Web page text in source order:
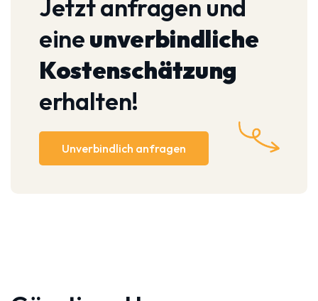
Jetzt anfragen und
eineunverbindliche
Kostenschätzung
erhalten!
Unverbindlich anfragen